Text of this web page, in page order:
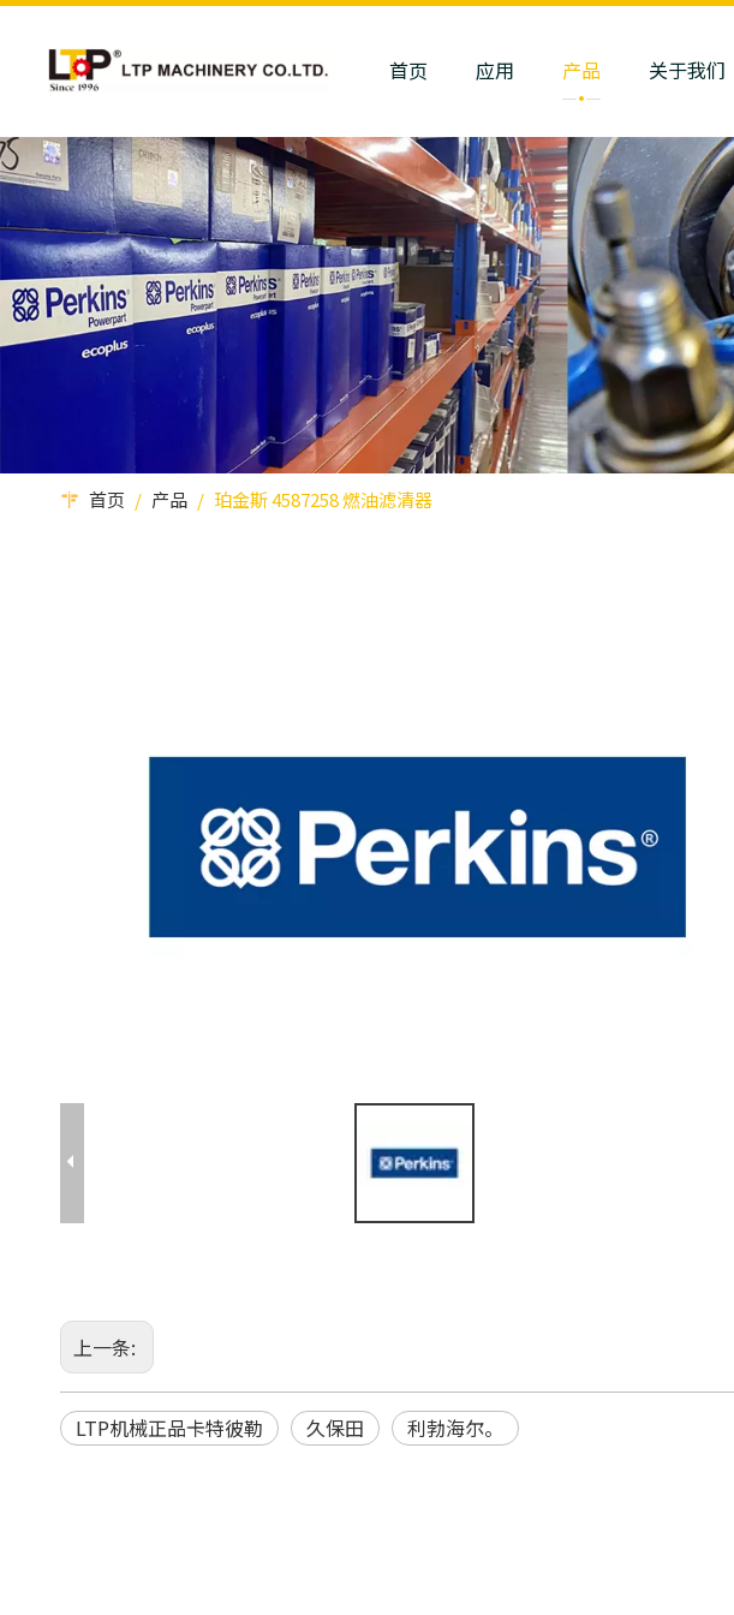
首页 应用 产品 关于我们
首页 / 产品 / 珀金斯 4587258 燃油滤清器
上一条:
LTP机械正品卡特彼勒 久保田 利勃海尔。